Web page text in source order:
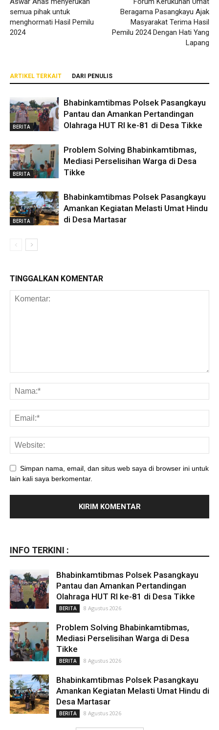
semua pihak untuk
menghormati Hasil Pemilu
2024
Beragama Pasangkayu Ajak
Masyarakat Terima Hasil
Pemilu 2024 Dengan Hati Yang
Lapang
ARTIKEL TERKAIT DARI PENULIS
BERITA
Bhabinkamtibmas Polsek Pasangkayu
Pantau dan Amankan Pertandingan
Olahraga HUT RI ke-81 di Desa Tikke
BERITA
Problem Solving Bhabinkamtibmas,
Mediasi Perselisihan Warga di Desa
Tikke
BERITA
Bhabinkamtibmas Polsek Pasangkayu
Amankan Kegiatan Melasti Umat Hindu
di Desa Martasar
TINGGALKAN KOMENTAR
Simpan nama, email, dan situs web saya di browser ini untuk
lain kali saya berkomentar.
INFO TERKINI :
Bhabinkamtibmas Polsek Pasangkayu
Pantau dan Amankan Pertandingan
Olahraga HUT RI ke-81 di Desa Tikke
BERITA 8 Agustus 2026
Problem Solving Bhabinkamtibmas,
Mediasi Perselisihan Warga di Desa
Tikke
BERITA 8 Agustus 2026
Bhabinkamtibmas Polsek Pasangkayu
Amankan Kegiatan Melasti Umat Hindu di
Desa Martasar
BERITA 8 Agustus 2026